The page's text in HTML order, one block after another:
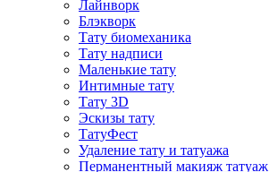
Лайнворк
Блэкворк
Тату биомеханика
Тату надписи
Маленькие тату
Интимные тату
Тату 3D
Эскизы тату
ТатуФест
Удаление тату и татуажа
Перманентный макияж татуаж